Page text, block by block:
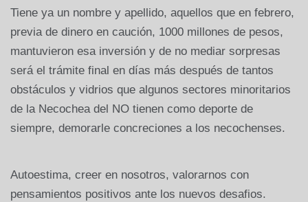
Tiene ya un nombre y apellido, aquellos que en febrero,
previa de dinero en caución, 1000 millones de pesos,
mantuvieron esa inversión y de no mediar sorpresas
será el trámite final en días más después de tantos
obstáculos y vidrios que algunos sectores minoritarios
de la Necochea del NO tienen como deporte de
siempre, demorarle concreciones a los necochenses.
Autoestima, creer en nosotros, valorarnos con
pensamientos positivos ante los nuevos desafios.